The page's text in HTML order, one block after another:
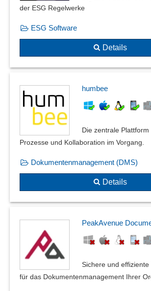
der ESG Regelwerke
ESG Software
Details
humbee
Die zentrale Plattform
Prozesse und Kollaboration im Vorgang.
Dokumentenmanagement (DMS)
Details
PeakAvenue
Sichere und
für das Dokumentenmanagement Ihrer